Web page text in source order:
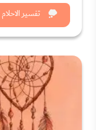
تفسير الاحلام
شاهد الان